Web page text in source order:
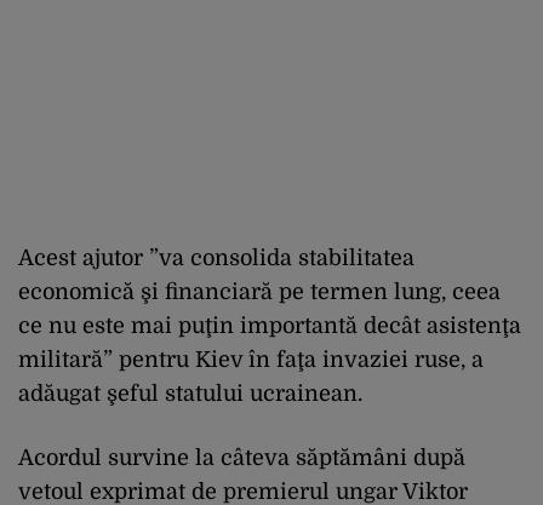
Acest ajutor ”va consolida stabilitatea
economică şi financiară pe termen lung, ceea
ce nu este mai puţin importantă decât asistenţa
militară” pentru Kiev în faţa invaziei ruse, a
adăugat şeful statului ucrainean.
Acordul survine la câteva săptămâni după
vetoul exprimat de premierul ungar Viktor